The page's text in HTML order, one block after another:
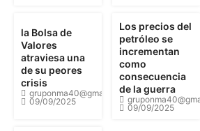
la Bolsa de
Valores
atraviesa una
de su peores
crisis
gruponma40@gmail.com
09/09/2025
Los precios del
petróleo se
incrementan
como
consecuencia
de la guerra
09/09/2025